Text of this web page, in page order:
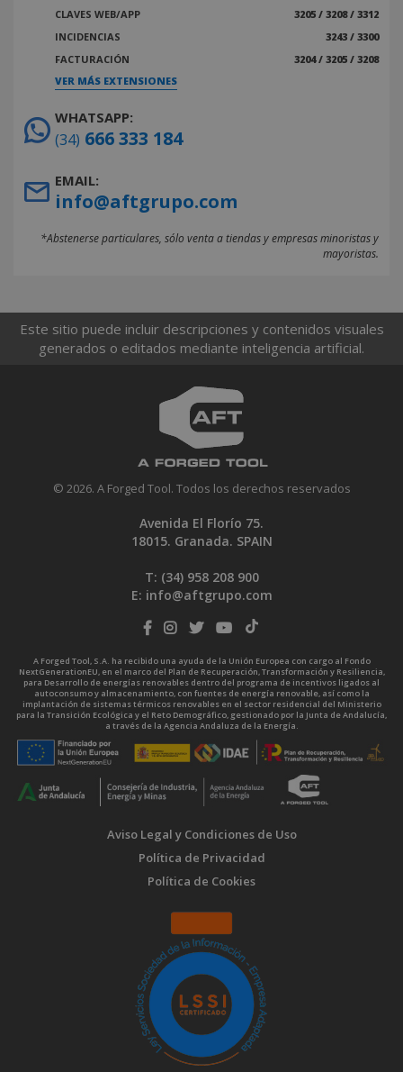
CLAVES WEB/APP
3205 / 3208 / 3312
INCIDENCIAS
3243 / 3300
FACTURACIÓN
3204 / 3205 / 3208
VER MÁS EXTENSIONES
WHATSAPP:
(34) 666 333 184
EMAIL:
info@aftgrupo.com
*Abstenerse particulares, sólo venta a tiendas y empresas minoristas y
mayoristas.
Este sitio puede incluir descripciones y contenidos visuales
generados o editados mediante inteligencia artificial.
© 2026. A Forged Tool. Todos los derechos reservados
Avenida El Florío 75.
18015. Granada. SPAIN
T: (34) 958 208 900
E: info@aftgrupo.com
A Forged Tool, S.A. ha recibido una ayuda de la Unión Europea con cargo al Fondo
NextGenerationEU, en el marco del Plan de Recuperación, Transformación y Resiliencia,
para Desarrollo de energías renovables dentro del programa de incentivos ligados al
autoconsumo y almacenamiento, con fuentes de energía renovable, así como la
implantación de sistemas térmicos renovables en el sector residencial del Ministerio
para la Transición Ecológica y el Reto Demográfico, gestionado por la Junta de Andalucía,
a través de la Agencia Andaluza de la Energía.
Aviso Legal y Condiciones de Uso
Política de Privacidad
Política de Cookies